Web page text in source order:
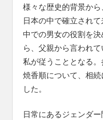
様々な歴史的背景か
日本の中で確立され
中での男女の役割を
ら、父親から言われ
私が従うこととなる
焼香順について、相
した。
日常にあるジェンダ